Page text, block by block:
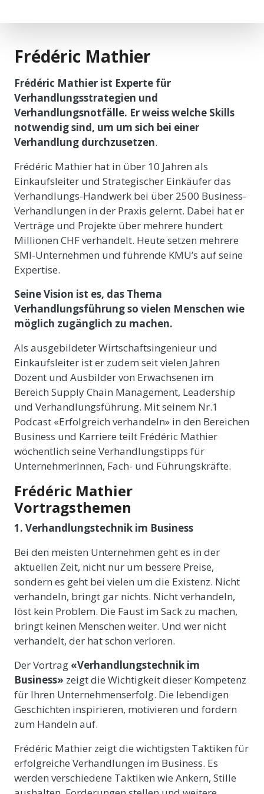
Frédéric Mathier
Frédéric Mathier ist Experte für
Verhandlungsstrategien und
Verhandlungsnotfälle. Er weiss welche Skills
notwendig sind, um um sich bei einer
Verhandlung durchzusetzen.
Frédéric Mathier hat in über 10 Jahren als
Einkaufsleiter und Strategischer Einkäufer das
Verhandlungs-Handwerk bei über 2500 Business-
Verhandlungen in der Praxis gelernt. Dabei hat er
Verträge und Projekte über mehrere hundert
Millionen CHF verhandelt. Heute setzen mehrere
SMI-Unternehmen und führende KMU’s auf seine
Expertise.
Seine Vision ist es, das Thema
Verhandlungsführung so vielen Menschen wie
möglich zugänglich zu machen.
Als ausgebildeter Wirtschaftsingenieur und
Einkaufsleiter ist er zudem seit vielen Jahren
Dozent und Ausbilder von Erwachsenen im
Bereich Supply Chain Management, Leadership
und Verhandlungsführung. Mit seinem Nr.1
Podcast «Erfolgreich verhandeln» in den Bereichen
Business und Karriere teilt Frédéric Mathier
wöchentlich seine Verhandlungstipps für
UnternehmerInnen, Fach- und Führungskräfte.
Frédéric Mathier
Vortragsthemen
1. Verhandlungstechnik im Business
Bei den meisten Unternehmen geht es in der
aktuellen Zeit, nicht nur um bessere Preise,
sondern es geht bei vielen um die Existenz. Nicht
verhandeln, bringt gar nichts. Nicht verhandeln,
löst kein Problem. Die Faust im Sack zu machen,
bringt keinen Menschen weiter. Und wer nicht
verhandelt, der hat schon verloren.
Der Vortrag «Verhandlungstechnik im
Business» zeigt die Wichtigkeit dieser Kompetenz
für Ihren Unternehmenserfolg. Die lebendigen
Geschichten inspirieren, motivieren und fordern
zum Handeln auf.
Frédéric Mathier zeigt die wichtigsten Taktiken für
erfolgreiche Verhandlungen im Business. Es
werden verschiedene Taktiken wie Ankern, Stille